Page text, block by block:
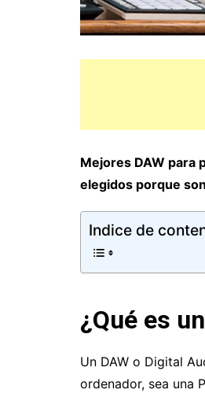
Mejores DAW para
elegidos porque
Indice de
¿Qué es
Un DAW o Digital
ordenador, sea una